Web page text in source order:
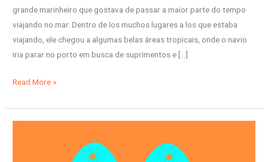
grande marinheiro que gostava de passar a maior parte do tempo
viajando no mar. Dentro de los muchos lugares a los que estaba
viajando, ele chegou a algumas belas áreas tropicais, onde o navio
iria parar no porto em busca de suprimentos e […]
Read More »